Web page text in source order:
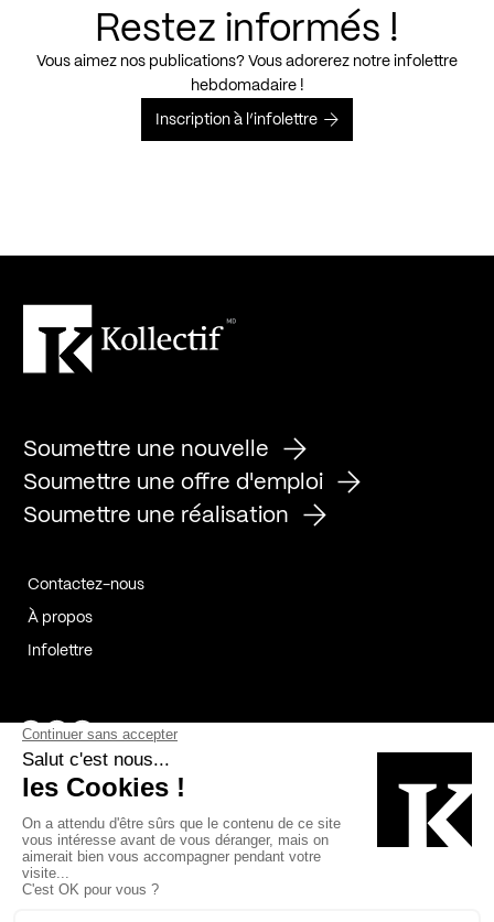
Restez informés !
Vous aimez nos publications? Vous adorerez notre infolettre
hebdomadaire !
Inscription à l’infolettre
Soumettre une nouvelle
Soumettre une offre d'emploi
Soumettre une réalisation
Contactez-nous
À propos
Infolettre
Page Facebook de Kollectif
Page Instagram de Kollectif
Page Linkedin de Kollectif
Bâtiment-Durable-Québec-1
Esquisses-1